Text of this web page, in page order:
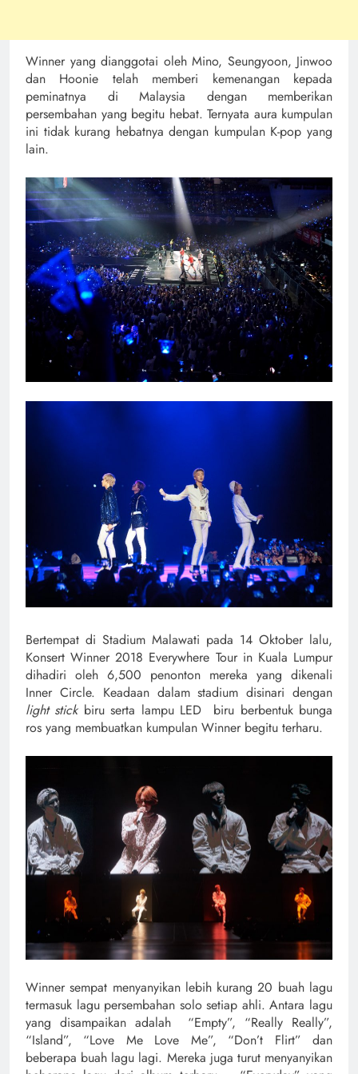
Winner yang dianggotai oleh Mino, Seungyoon, Jinwoo
dan Hoonie telah memberi kemenangan kepada
peminatnya di Malaysia dengan memberikan
persembahan yang begitu hebat. Ternyata aura kumpulan
ini tidak kurang hebatnya dengan kumpulan K-pop yang
lain.
Bertempat di Stadium Malawati pada 14 Oktober lalu,
Konsert Winner 2018 Everywhere Tour in Kuala Lumpur
dihadiri oleh 6,500 penonton mereka yang dikenali
Inner Circle. Keadaan dalam stadium disinari dengan
light stickbiru serta lampu LED biru berbentuk bunga
ros yang membuatkan kumpulan Winner begitu terharu.
Winner sempat menyanyikan lebih kurang 20 buah lagu
termasuk lagu persembahan solo setiap ahli. Antara lagu
yang disampaikan adalah “Empty”, “Really Really”,
“Island”, “Love Me Love Me”, “Don’t Flirt” dan
beberapa buah lagu lagi. Mereka juga turut menyanyikan